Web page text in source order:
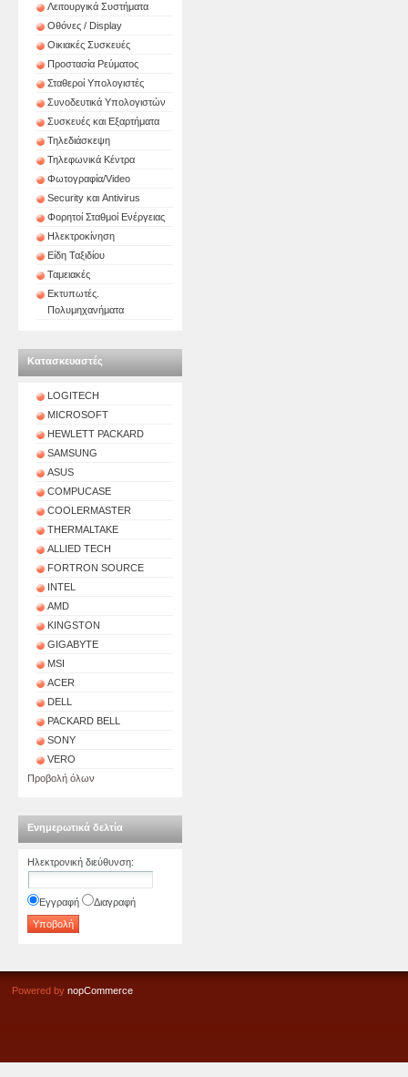
Λειτουργικά Συστήματα
Οθόνες / Display
Οικιακές Συσκευές
Προστασία Ρεύματος
Σταθεροί Υπολογιστές
Συνοδευτικά Υπολογιστών
Συσκευές και Εξαρτήματα
Τηλεδιάσκεψη
Τηλεφωνικά Κέντρα
Φωτογραφία/Video
Security και Antivirus
Φορητοί Σταθμοί Ενέργειας
Ηλεκτροκίνηση
Είδη Ταξιδίου
Ταμειακές
Εκτυπωτές.
Πολυμηχανήματα
Κατασκευαστές
LOGITECH
MICROSOFT
HEWLETT PACKARD
SAMSUNG
ASUS
COMPUCASE
COOLERMASTER
THERMALTAKE
ALLIED TECH
FORTRON SOURCE
INTEL
AMD
KINGSTON
GIGABYTE
MSI
ACER
DELL
PACKARD BELL
SONY
VERO
Προβολή όλων
Ενημερωτικά δελτία
Ηλεκτρονική διεύθυνση:
Εγγραφή Διαγραφή
Powered by nopCommerce